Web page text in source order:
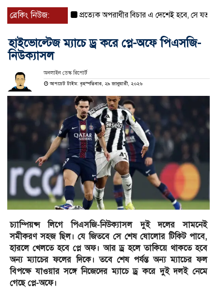
ব্রেকিং নিউজ: প্রত্যেক অপরাধীর বিচার এ দেশেই হবে, সে যত
হাইভোল্টেজ ম্যাচে ড্র করে প্লে-অফে পিএসজি-
নিউক্যাসল
অনলাইন ডেস্ক রিপোর্ট
আপডেট টাইম: বৃহস্পতিবার, ২৯ জানুয়ারী, ২০২৬
চ্যাম্পিয়ন্স লিগে পিএসজি-নিউক্যাসল দুই দলের সামনেই
সমীকরণ সহজ ছিল। যে জিতবে সে শেষ ষোলোর টিকিট পাবে,
হারলে খেলতে হবে প্লে অফ। আর ড্র হলে তাকিয়ে থাকতে হবে
অন্য ম্যাচের ফলের দিকে। তবে শেষ পর্যন্ত অন্য ম্যাচের ফল
বিপক্ষে যাওয়ার সঙ্গে নিজেদের ম্যাচে ড্র করে দুই দলই নেমে
গেছে প্লে-অফে।